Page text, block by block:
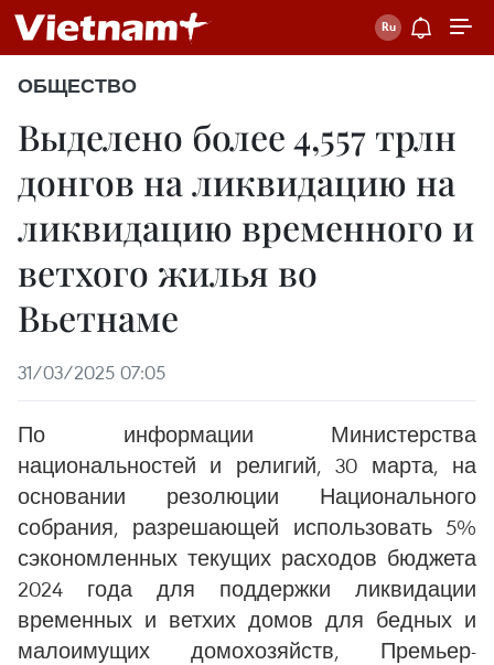
ОБЩЕСТВО
Выделено более 4,557 трлн
донгов на ликвидацию на
ликвидацию временного и
ветхого жилья во
Вьетнаме
31/03/2025 07:05
По информации Министерства
национальностей и религий, 30 марта, на
основании резолюции Национального
собрания, разрешающей использовать 5%
сэкономленных текущих расходов бюджета
2024 года для поддержки ликвидации
временных и ветхих домов для бедных и
малоимущих домохозяйств, Премьер-